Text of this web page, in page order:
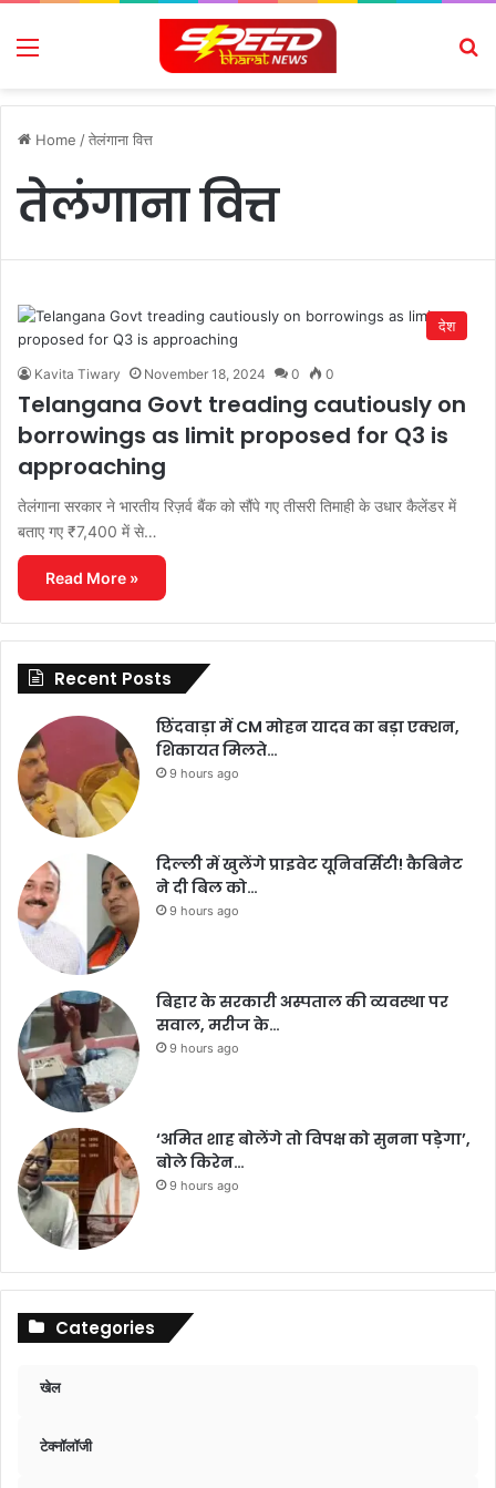
Menu
Home /तेलंगाना वित्त
तेलंगाना वित्त
देश
Kavita Tiwary November 18, 2024 0 0
Telangana Govt treading cautiously on
borrowings as limit proposed for Q3 is
approaching
तेलंगाना सरकार ने भारतीय रिज़र्व बैंक को सौंपे गए तीसरी तिमाही के उधार कैलेंडर में
बताए गए ₹7,400 में से…
Read More »
Recent Posts
छिंदवाड़ा में CM मोहन यादव का बड़ा एक्शन,
शिकायत मिलते…
9 hours ago
दिल्ली में खुलेंगे प्राइवेट यूनिवर्सिटी! कैबिनेट
ने दी बिल को…
9 hours ago
बिहार के सरकारी अस्पताल की व्यवस्था पर
सवाल, मरीज के…
9 hours ago
‘अमित शाह बोलेंगे तो विपक्ष को सुनना पड़ेगा’,
बोले किरेन…
9 hours ago
Categories
खेल
टेक्नॉलॉजी